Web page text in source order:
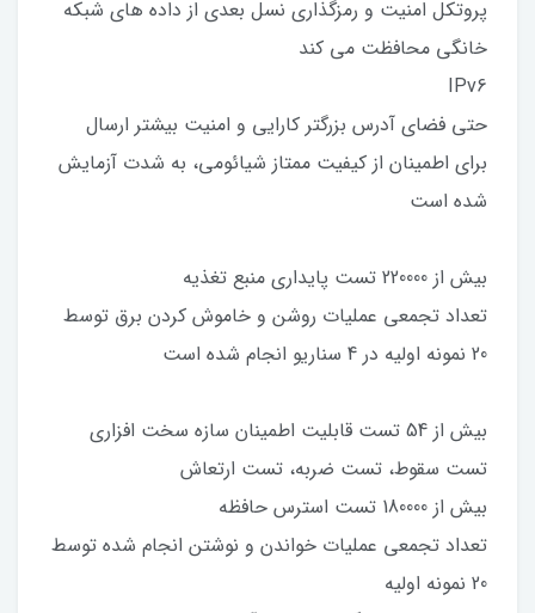
پروتکل امنیت و رمزگذاری نسل بعدی از داده های شبکه
خانگی محافظت می کند
IPv6
حتی فضای آدرس بزرگتر کارایی و امنیت بیشتر ارسال
برای اطمینان از کیفیت ممتاز شیائومی، به شدت آزمایش
شده است
بیش از 220000 تست پایداری منبع تغذیه
تعداد تجمعی عملیات روشن و خاموش کردن برق توسط
20 نمونه اولیه در 4 سناریو انجام شده است
بیش از 54 تست قابلیت اطمینان سازه سخت افزاری
تست سقوط، تست ضربه، تست ارتعاش
بیش از 180000 تست استرس حافظه
تعداد تجمعی عملیات خواندن و نوشتن انجام شده توسط
20 نمونه اولیه